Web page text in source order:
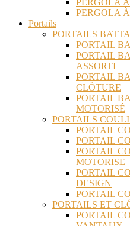
PERGOLA
PERGOLA
Portails
PORTAILS
PORTAIL
PORTAIL
ASSORTI
PORTAIL
CLÔTURE
PORTAIL
MOTORISÉ
PORTAILS
PORTAIL
PORTAIL
PORTAIL
MOTORISE
PORTAIL
DESIGN
PORTAIL
PORTAILS ET
PORTAIL